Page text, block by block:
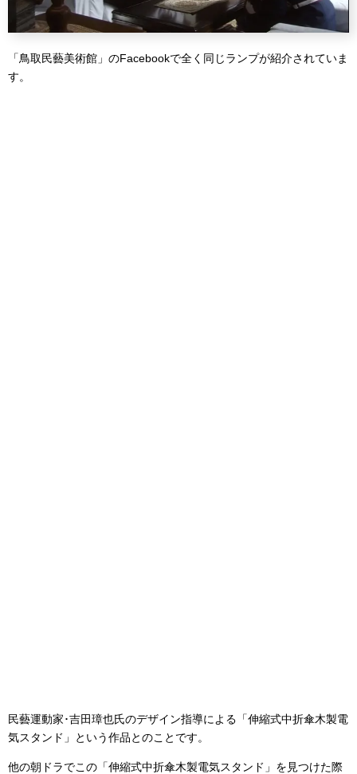
「鳥取民藝美術館」のFacebookで全く同じランプが紹介されていま
す。
民藝運動家･吉田璋也氏のデザイン指導による「伸縮式中折傘木製電
気スタンド」という作品とのことです。
他の朝ドラでこの「伸縮式中折傘木製電気スタンド」を見つけた際